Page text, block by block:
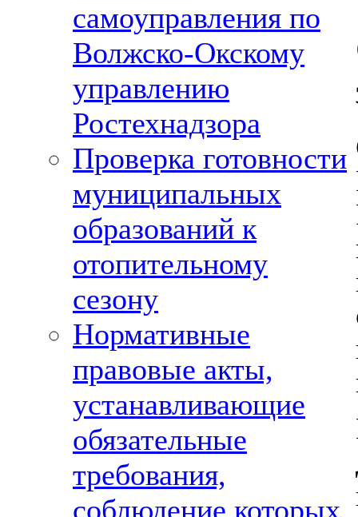
самоуправления по
Волжско-Окскому
управлению
Ростехнадзора
Проверка готовности
муниципальных
образований к
отопительному
сезону
Нормативные
правовые акты,
устанавливающие
обязательные
требования,
соблюдение которых